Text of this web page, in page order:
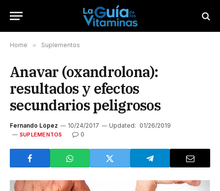
Home » Suplementos
Anavar (oxandrolona):
resultados y efectos
secundarios peligrosos
Fernando López 10/24/2017 Updated: 01/26/2019
SUPLEMENTOS 0